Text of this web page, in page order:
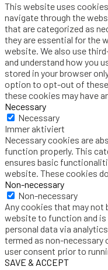
This website uses
navigate through the
that are categorized as
they are essential for the
website. We also use
and understand how you
stored in your browser
option to opt-out of
these cookies may have
Necessary
Necessary
Immer aktiviert
Necessary cookies are
function properly. This
ensures basic
website. These cookies
Non-necessary
Non-necessary
Any cookies that may not
website to function and
personal data via
termed as non-
user consent prior to
SAVE & ACCEPT